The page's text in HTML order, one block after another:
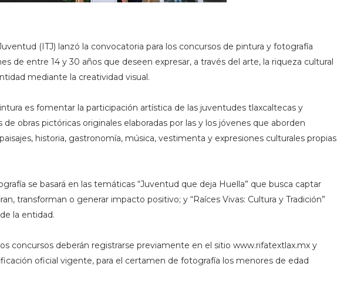
(ITJ) lanzó la convocatoria para los concursos de pintura y fotografía
de entre 14 y 30 años que deseen expresar, a través del arte, la riqueza cultural
mediante la creatividad visual.
es fomentar la participación artística de las juventudes tlaxcaltecas y
obras pictóricas originales elaboradas por las y los jóvenes que aborden
historia, gastronomía, música, vestimenta y expresiones culturales propias
se basará en las temáticas “Juventud que deja Huella” que busca captar
transforman o generar impacto positivo; y “Raíces Vivas: Cultura y Tradición”
la entidad.
concursos deberán registrarse previamente en el sitio www.rifatextlax.mx y
oficial vigente, para el certamen de fotografía los menores de edad